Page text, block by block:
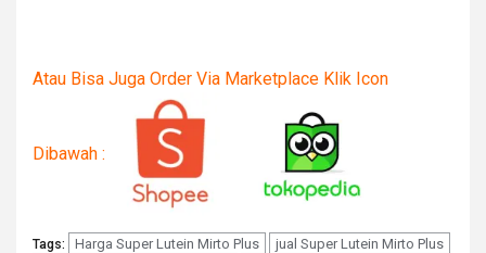
Atau Bisa Juga Order Via Marketplace Klik Icon
Dibawah :
Tags: Harga Super Lutein Mirto Plus
jual Super Lutein Mirto Plus